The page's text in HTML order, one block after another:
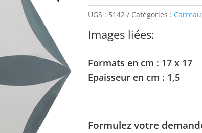
UGS : 5142 Catégories :
Images liées:
Formats en cm : 17 x 17
Epaisseur en cm : 1,5
Formulez votre